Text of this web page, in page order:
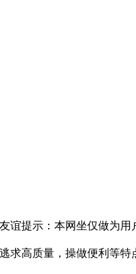
友谊提示：本网坐仅做为用
求高质量，操做便利等